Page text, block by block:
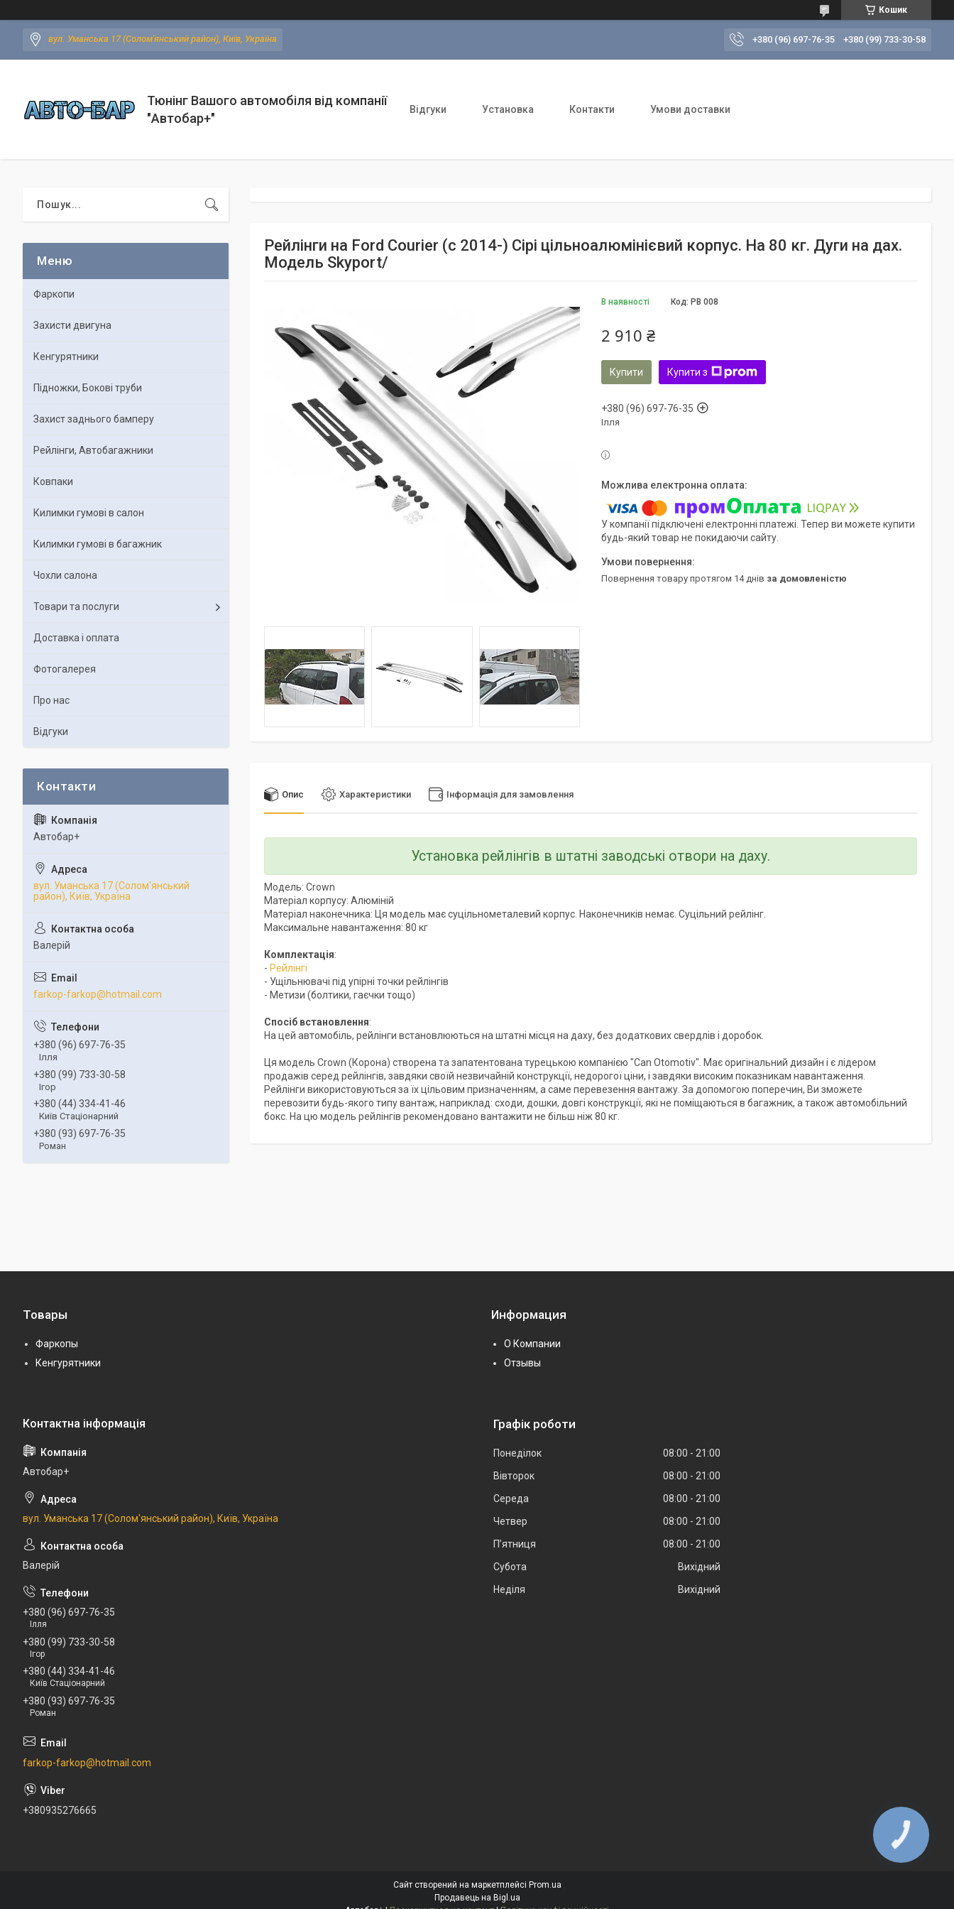
Кошик
вул. Уманська 17 (Солом'янський район), Київ, Україна +380 (96) 697-76-35 +380 (99) 733-30-58
Тюнінг Вашого автомобіля від компанії
"Автобар+"
Відгуки Установка Контакти Умови доставки
Рейлінги на Ford Courier (c 2014-) Сірі цільноалюмінієвий корпус. На 80 кг. Дуги на дах.
Модель Skyport/
В наявності Код: PB 008
2 910 ₴
Купити Купити з
+380 (96) 697-76-35
Ілля
У компанії підключені електронні платежі. Тепер ви можете купити
будь-який товар не покидаючи сайту.
повернення товару протягом 14 днів за домовленістю
Опис Характеристики Інформація для замовлення
Установка рейлінгів в штатні заводські отвори на даху.
Модель: Crown
Матеріал корпусу: Алюміній
Матеріал наконечника: Ця модель має суцільнометалевий корпус. Наконечників немає. Суцільний рейлінг.
Максимальне навантаження: 80 кг
Комплектація:
- Рейлінгі
- Ущільнювачі під упірні точки рейлінгів
- Метизи (болтики, гаєчки тощо)
Спосіб встановлення:
На цей автомобіль, рейлінги встановлюються на штатні місця на даху, без додаткових свердлів і доробок.
Ця модель Crown (Корона) створена та запатентована турецькою компанією "Can Otomotiv". Має оригінальний дизайн і є лідером
продажів серед рейлінгів, завдяки своїй незвичайній конструкції, недорогої ціни, і завдяки високим показникам навантаження.
Рейлінги використовуються за їх цільовим призначенням, а саме перевезення вантажу. За допомогою поперечин, Ви зможете
перевозити будь-якого типу вантаж, наприклад: сходи, дошки, довгі конструкції, які не поміщаються в багажник, а також автомобільний
бокс. На цю модель рейлінгів рекомендовано вантажити не більш ніж 80 кг.
Фаркопи
Захисти двигуна
Кенгурятники
Підножки, Бокові труби
Захист заднього бамперу
Рейлінги, Автобагажники
Ковпаки
Килимки гумові в салон
Килимки гумові в багажник
Чохли салона
Товари та послуги
Доставка і оплата
Фотогалерея
Про нас
Відгуки
Автобар+
вул. Уманська 17 (Солом'янський
район), Київ, Україна
Валерій
farkop-farkop@hotmail.com
+380 (96) 697-76-35
Ілля
+380 (99) 733-30-58
Ігор
+380 (44) 334-41-46
Київ Стаціонарний
+380 (93) 697-76-35
Роман
Товары
Фаркопы
Кенгурятники
Информация
О Компании
Отзывы
Автобар+
вул. Уманська 17 (Солом'янський район), Київ, Україна
Валерій
+380 (96) 697-76-35
Ілля
+380 (99) 733-30-58
Ігор
+380 (44) 334-41-46
Київ Стаціонарний
+380 (93) 697-76-35
Роман
farkop-farkop@hotmail.com
+380935276665
Графік роботи
Понеділок 08:00
21:00
Вівторок
08:00
21:00
Середа
08:00
21:00
Четвер
08:00
21:00
Пʼятниця
08:00
21:00
Субота
Вихідний
Неділя
Вихідний
Сайт створений на маркетплейсі Prom.ua
Продавець на Bigl.ua
КНОПКА
ЗВ'ЯЗКУ